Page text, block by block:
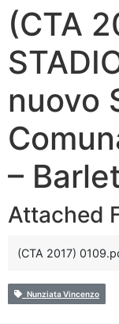
(CTA
nuovo
–
Attached
(CTA 2017)
Nunziata Vincenzo